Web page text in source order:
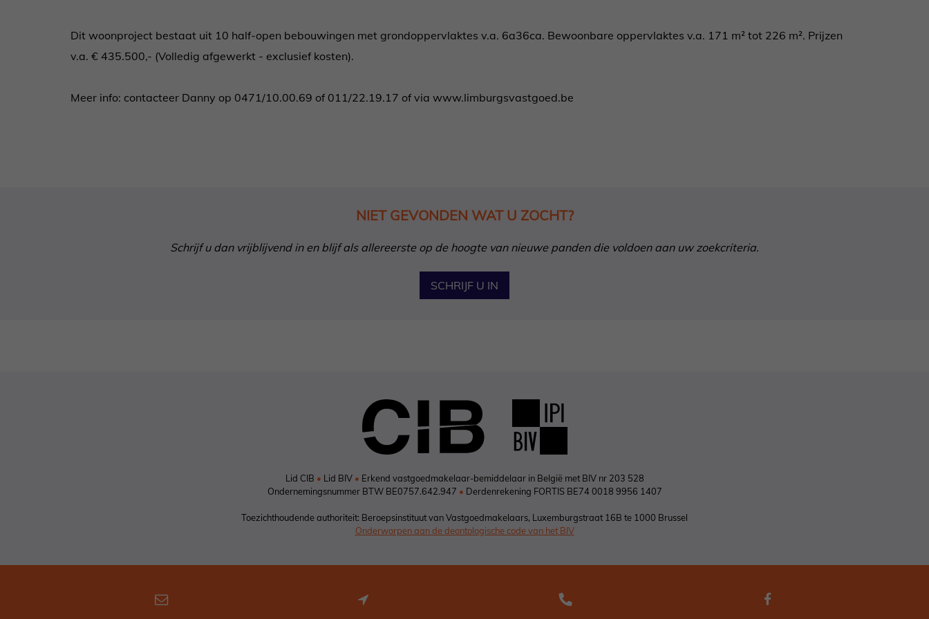
Dit woonproject bestaat uit 10 half-open bebouwingen met grondoppervlaktes v.a. 6a36ca. Bewoonbare oppervlaktes v.a. 171 m² tot 226 m². Prijzen
v.a. € 435.500,- (Volledig afgewerkt - exclusief kosten).
Meer info: contacteer Danny op 0471/10.00.69 of 011/22.19.17 of via www.limburgsvastgoed.be
NIET GEVONDEN WAT U ZOCHT?
Schrijf u dan vrijblijvend in en blijf als allereerste op de hoogte van nieuwe panden die voldoen aan uw zoekcriteria.
SCHRIJF U IN
Lid CIB • Lid BIV • Erkend vastgoedmakelaar-bemiddelaar in België met BIV nr 203 528
Ondernemingsnummer BTW BE0757.642.947 • Derdenrekening FORTIS BE74 0018 9956 1407
Toezichthoudende authoriteit: Beroepsinstituut van Vastgoedmakelaars, Luxemburgstraat 16B te 1000 Brussel
Onderworpen aan de deontologische code van het BIV